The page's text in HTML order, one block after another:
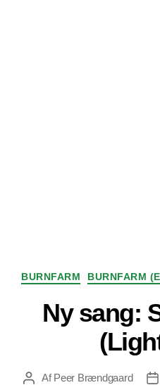
BURNFARM BURNFARM
Ny sang:
Indlægsforfatter
AfPeer Brændgaard